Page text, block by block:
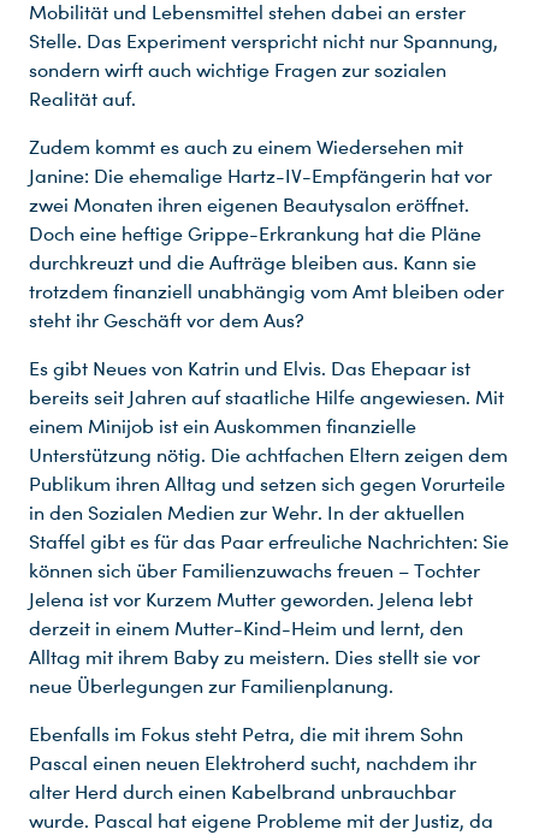
Mobilität und Lebensmittel stehen dabei an erster
Stelle. Das Experiment verspricht nicht nur Spannung,
sondern wirft auch wichtige Fragen zur sozialen
Realität auf.
Zudem kommt es auch zu einem Wiedersehen mit
Janine: Die ehemalige Hartz-IV-Empfängerin hat vor
zwei Monaten ihren eigenen Beautysalon eröffnet.
Doch eine heftige Grippe-Erkrankung hat die Pläne
durchkreuzt und die Aufträge bleiben aus. Kann sie
trotzdem finanziell unabhängig vom Amt bleiben oder
steht ihr Geschäft vor dem Aus?
Es gibt Neues von Katrin und Elvis. Das Ehepaar ist
bereits seit Jahren auf staatliche Hilfe angewiesen. Mit
einem Minijob ist ein Auskommen finanzielle
Unterstützung nötig. Die achtfachen Eltern zeigen dem
Publikum ihren Alltag und setzen sich gegen Vorurteile
in den Sozialen Medien zur Wehr. In der aktuellen
Staffel gibt es für das Paar erfreuliche Nachrichten: Sie
können sich über Familienzuwachs freuen – Tochter
Jelena ist vor Kurzem Mutter geworden. Jelena lebt
derzeit in einem Mutter-Kind-Heim und lernt, den
Alltag mit ihrem Baby zu meistern. Dies stellt sie vor
neue Überlegungen zur Familienplanung.
Ebenfalls im Fokus steht Petra, die mit ihrem Sohn
Pascal einen neuen Elektroherd sucht, nachdem ihr
alter Herd durch einen Kabelbrand unbrauchbar
wurde. Pascal hat eigene Probleme mit der Justiz, da